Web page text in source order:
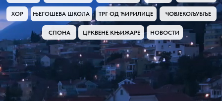
НОВОСТИ
ЧОВЈЕКОЉУБЉЕ
ХОР ЊЕГОШЕВА ШКОЛА ТРГ ОД ЋИРИЛИЦЕ
ЦРКВЕНЕ КЊИЖАРЕ
СПОНА